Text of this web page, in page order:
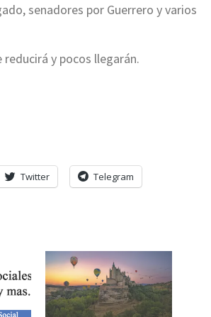
senadores por Guerrero y varios
reducirá y pocos llegarán.
Twitter Telegram